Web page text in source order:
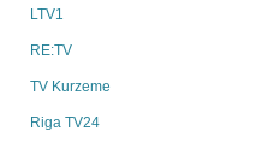
LTV1
RE:TV
TV Kurzeme
Riga TV24